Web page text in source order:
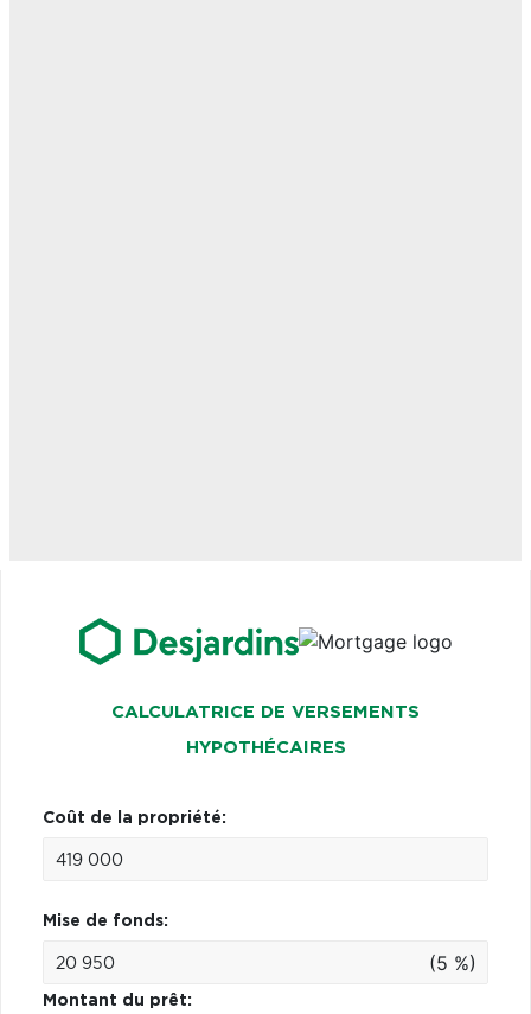
CALCULATRICE DE VERSEMENTS
HYPOTHÉCAIRES
Coût de la propriété:
Mise de fonds:
(5 %)
Montant du prêt: